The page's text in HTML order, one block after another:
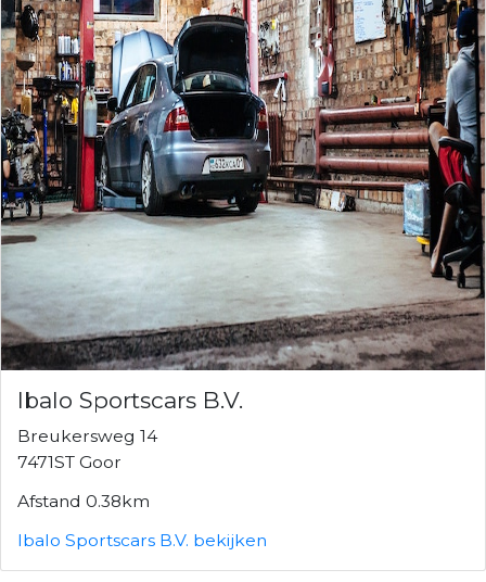
Ibalo Sportscars B.V.
Breukersweg 14
7471ST Goor
Afstand 0.38km
Ibalo Sportscars B.V. bekijken